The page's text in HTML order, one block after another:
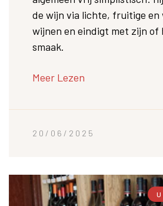
de wijn via lichte, fruitige en
wijnen en eindigt met zijn of
smaak.
Meer Lezen
20/06/2025